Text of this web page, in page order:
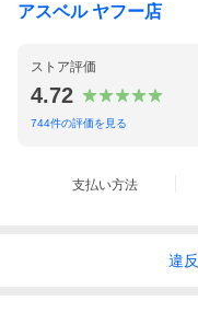
アスベル ヤフー店
ストア評価
4.72
744件の評価を見る
支払い方法
違反